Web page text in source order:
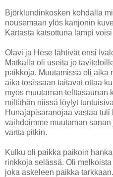
Björklundinkosken kohdalla
nousemaan ylös kanjonin
Kartasta katsottuna lampi
Olavi ja Hese lähtivät ensi
Matkalla oli useita jo
paikkoja. Muutamissa oli aika
aika tosissaan taitavat ottaa
myös muutaman telttasaunan
miltähän niissä löylyt
Hunajapisaranojaa vastaa tuli
vaihdoimme muutaman
vartta pitkin.
Kulku oli paikka paikoin
rinkkoja selässä. Oli
joka askeleen paikka